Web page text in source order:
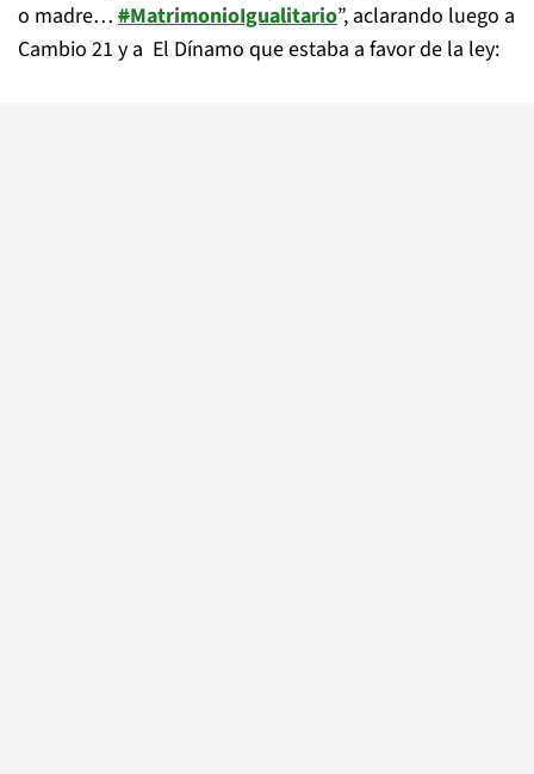
o madre… #MatrimonioIgualitario”, aclarando luego a
Cambio 21 y a El Dínamo que estaba a favor de la ley: